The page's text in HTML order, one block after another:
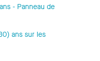
- Panneau de
ans sur les